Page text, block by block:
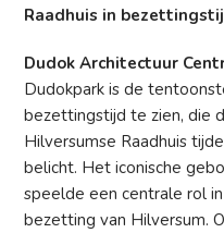
Raadhuis in
Dudok Architectuur
Dudokpark is de
bezettingstijd te zien, die
Hilversumse Raadhuis
belicht. Het iconische
speelde een centrale rol
bezetting van Hilversum.